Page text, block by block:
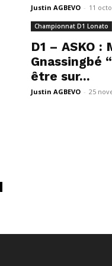
Justin AGBEVO - 11
Championnat D1 Lonato
D1 – ASKO
Gnassingbé
être sur...
Justin AGBEVO - 25